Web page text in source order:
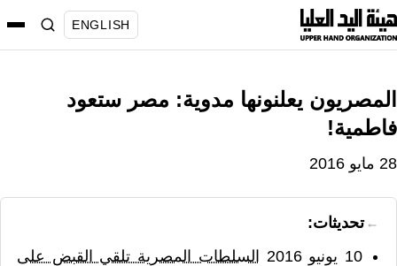
انتقل
إلى
ENGLISH
المصريون يعلنونها مدوية: مصر ستعود
فاطمية!
28 مايو 2016
تحديثات:
10 يونيو 2016
السلطات المصرية تلقي القبض على